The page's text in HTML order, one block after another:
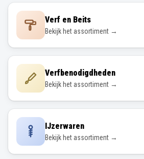
Verf en Beits
Bekijk het assortiment →
Verfbenodigdheden
Bekijk het assortiment →
IJzerwaren
Bekijk het assortiment →